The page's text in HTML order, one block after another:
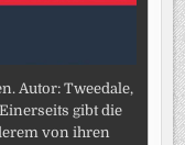
Autor: Tweedale,
gibt die
von ihren